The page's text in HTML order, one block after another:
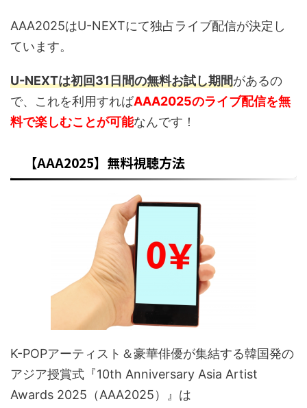
AAA2025はU-NEXTにて独占ライブ配信が決定し
ています。
U-NEXTは初回31日間の無料お試し期間があるの
で、これを利用すればAAA2025のライブ配信を無
料で楽しむことが可能なんです！
【AAA2025】無料視聴方法
K-POPアーティスト＆豪華俳優が集結する韓国発の
アジア授賞式『10th Anniversary Asia Artist
Awards 2025（AAA2025）』は